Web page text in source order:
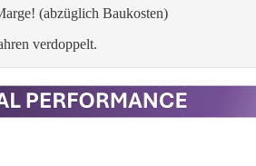
(abzüglich Baukosten)
verdoppelt.